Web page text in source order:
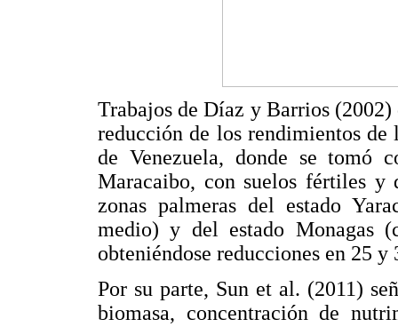
Trabajos de Díaz y Barrios
reducción de los rendimientos de
de Venezuela, donde se tomó
Maracaibo, con suelos fértiles
zonas palmeras del estado
medio) y del estado Monagas
obteniéndose reducciones en 25
Por su parte, Sun et al. (2011)
biomasa, concentración de